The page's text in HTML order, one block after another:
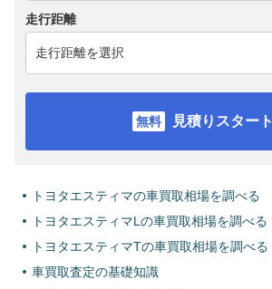
走行距離
見積りスタート
トヨタエスティマの車買取相場を調べる
トヨタエスティマLの車買取相場を調べる
トヨタエスティマTの車買取相場を調べる
車買取査定の基礎知識